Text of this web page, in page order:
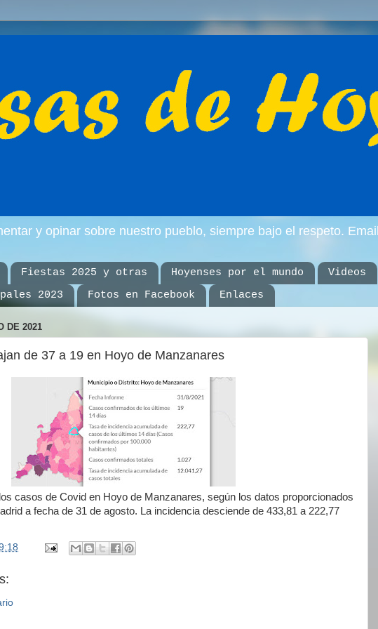
y opinar sobre nuestro pueblo, siempre bajo el respeto.
Fiestas 2025 y otras Hoyenses por el mundo
Videos
2023
Fotos en Facebook Enlaces
DE 2021
de 37 a 19 en Hoyo de Manzanares
casos de Covid en Hoyo de Manzanares, según los datos proporcionados
a fecha de 31 de agosto. La incidencia desciende de 433,81 a 222,77